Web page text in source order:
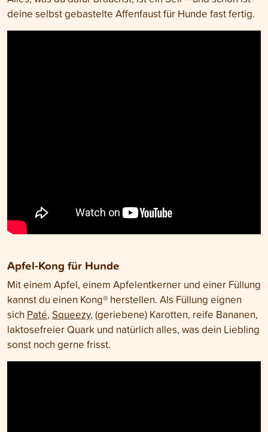
deine selbst gebastelte Affenfaust für Hunde fast fertig.
Apfel-Kong für Hunde
Mit einem Apfel, einem Apfelentkerner und einer Füllung
kannst du einen Kong® herstellen. Als Füllung eignen
sich Paté, Squeezy, (geriebene) Karotten, reife Bananen,
laktosefreier Quark und natürlich alles, was dein Liebling
sonst noch gerne frisst.